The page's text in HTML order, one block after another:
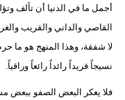
أجمل ما في الدنيا أن تألف
القاصي والداني والقريب
لا شفقة، وهذا المنهج هو ما
نسيجاً فريداً رائداً رائعاً وراقياً.
فلا يعكر البعض الصفو ببعض